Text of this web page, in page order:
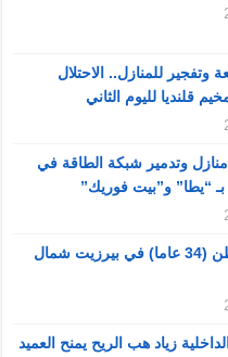
للمنازل.. الاحتلال
قلنديا لليوم الثاني
9 إصابات وإحراق 5 منازل وتدمير شبكة الطاقة في
“يطا” و”بيت فوريك”
الشرطة: مقتل مواطن (34 عاما) في بيرزيت شمال
زياد هب الريح يمنح العميد